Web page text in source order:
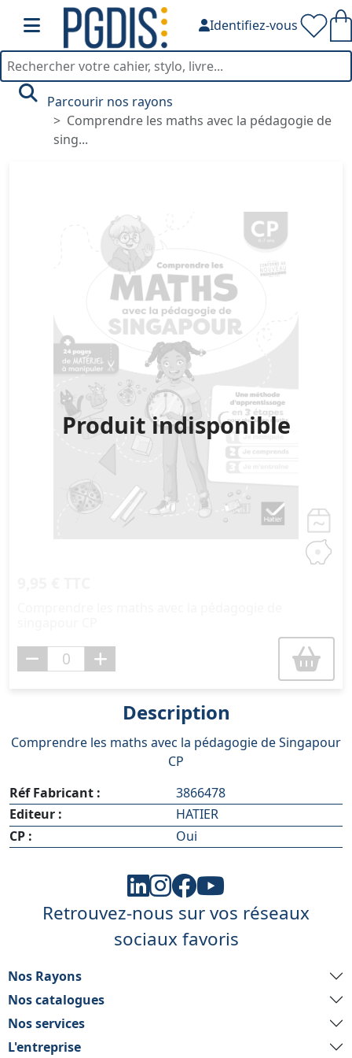
Identifiez-vous
Parcourir nos rayons
Comprendre les maths avec la pédagogie de
sing...
Produit indisponible
Description
Comprendre les maths avec la pédagogie de Singapour
CP
Réf Fabricant :
3866478
Editeur :
HATIER
CP :
Oui
Retrouvez-nous sur vos réseaux
sociaux favoris
Nos Rayons
Nos catalogues
Nos services
L'entreprise